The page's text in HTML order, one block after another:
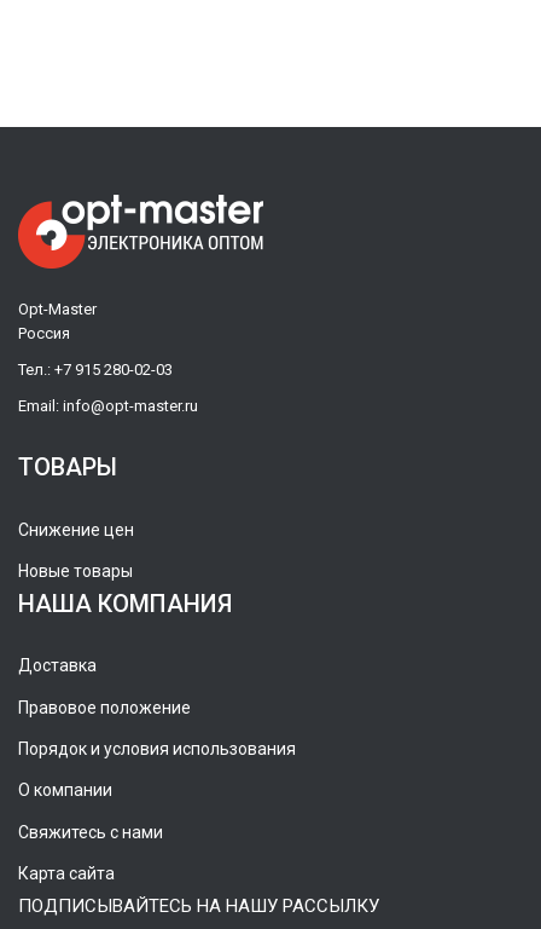
Opt-Master
Россия
Тел.: +7 915 280-02-03
Email: info@opt-master.ru
ТОВАРЫ
Снижение цен
Новые товары
НАША КОМПАНИЯ
Доставка
Правовое положение
Порядок и условия использования
О компании
Свяжитесь с нами
Карта сайта
ПОДПИСЫВАЙТЕСЬ НА НАШУ РАССЫЛКУ